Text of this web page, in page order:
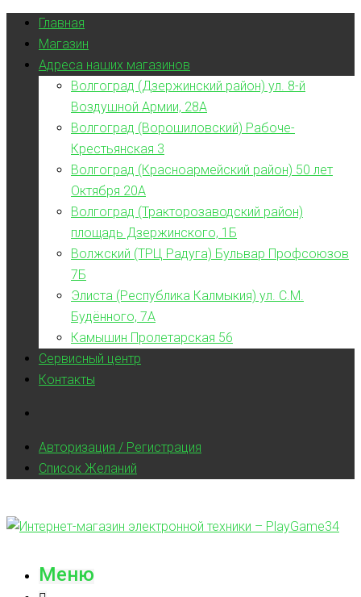
Главная
Магазин
Адреса наших магазинов
Волгоград (Дзержинский район) ул. 8-й
Воздушной Армии, 28А
Волгоград (Ворошиловский) Рабоче-
Крестьянская 3
Волгоград (Красноармейский район) 50 лет
Октября 20А
Волгоград (Тракторозаводский район)
площадь Дзержинского, 1Б
Волжский (ТРЦ Радуга) Бульвар Профсоюзов
7Б
Элиста (Республика Калмыкия) ул. С.М.
Будённого, 7А
Камышин Пролетарская 56
Сервисный центр
Контакты
Авторизация / Регистрация
Список Желаний
Меню